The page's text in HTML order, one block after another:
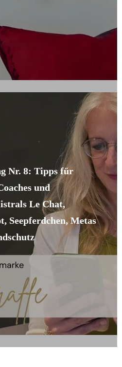
Nr. 8: Tipps für
und
Le Chat,
Seepferdchen, Metas